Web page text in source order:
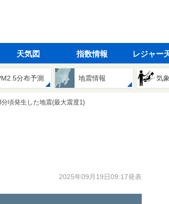
天気図 指数情報 レジャー
分布予測 地震情報 気
分頃発生した地震(最大震度1)
2025年09月19日09:17発表